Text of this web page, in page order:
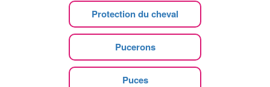
Protection du cheval
Pucerons
Puces